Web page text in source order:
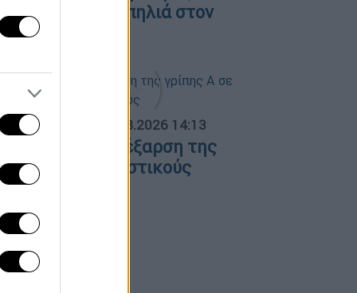
σε σπηλιά στον
07.08.2026 14:13
για την έξαρση της
Α σε τουριστικούς